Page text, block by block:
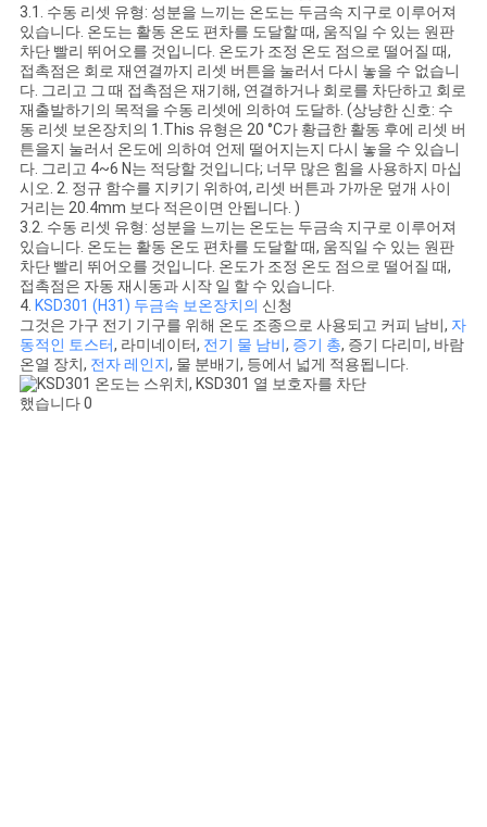
3.1. 수동 리셋 유형: 성분을 느끼는 온도는 두금속 지구로 이루어져
있습니다. 온도는 활동 온도 편차를 도달할 때, 움직일 수 있는 원판
차단 빨리 뛰어오를 것입니다. 온도가 조정 온도 점으로 떨어질 때,
접촉점은 회로 재연결까지 리셋 버튼을 눌러서 다시 놓을 수 없습니
다. 그리고 그 때 접촉점은 재기해, 연결하거나 회로를 차단하고 회로
재출발하기의 목적을 수동 리셋에 의하여 도달하. (상냥한 신호: 수
동 리셋 보온장치의 1.This 유형은 20 °C가 황급한 활동 후에 리셋 버
튼을지 눌러서 온도에 의하여 언제 떨어지는지 다시 놓을 수 있습니
다. 그리고 4~6 N는 적당할 것입니다; 너무 많은 힘을 사용하지 마십
시오. 2. 정규 함수를 지키기 위하여, 리셋 버튼과 가까운 덮개 사이
거리는 20.4mm 보다 적은이면 안됩니다. )
3.2. 수동 리셋 유형: 성분을 느끼는 온도는 두금속 지구로 이루어져
있습니다. 온도는 활동 온도 편차를 도달할 때, 움직일 수 있는 원판
차단 빨리 뛰어오를 것입니다. 온도가 조정 온도 점으로 떨어질 때,
접촉점은 자동 재시동과 시작 일 할 수 있습니다.
4. KSD301 (H31) 두금속 보온장치의 신청
그것은 가구 전기 기구를 위해 온도 조종으로 사용되고 커피 남비, 자
동적인 토스터, 라미네이터, 전기 물 남비, 증기 총, 증기 다리미, 바람
온열 장치, 전자 레인지, 물 분배기, 등에서 넓게 적용됩니다.